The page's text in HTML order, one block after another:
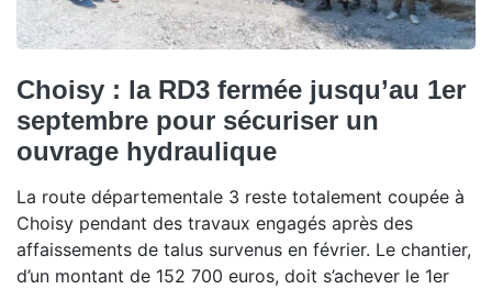
Choisy : la RD3 fermée jusqu’au 1er
septembre pour sécuriser un
ouvrage hydraulique
La route départementale 3 reste totalement coupée à
Choisy pendant des travaux engagés après des
affaissements de talus survenus en février. Le chantier,
d’un montant de 152 700 euros, doit s’achever le 1er